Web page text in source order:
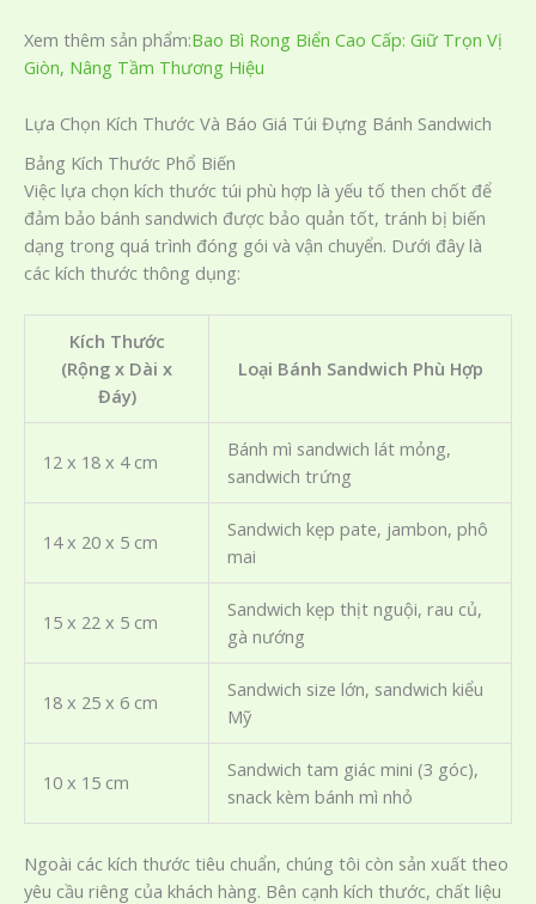
Xem thêm sản phẩm:Bao Bì Rong Biển Cao Cấp: Giữ Trọn Vị
Giòn, Nâng Tầm Thương Hiệu
Lựa Chọn Kích Thước Và Báo Giá Túi Đựng Bánh Sandwich
Bảng Kích Thước Phổ Biến
Việc lựa chọn kích thước túi phù hợp là yếu tố then chốt để
đảm bảo bánh sandwich được bảo quản tốt, tránh bị biến
dạng trong quá trình đóng gói và vận chuyển. Dưới đây là
các kích thước thông dụng:
Kích Thước
(Rộng x Dài x
Đáy)
Loại Bánh Sandwich Phù Hợp
12 x 18 x 4 cm
Bánh mì sandwich lát mỏng,
sandwich trứng
14 x 20 x 5 cm
Sandwich kẹp pate, jambon, phô
mai
15 x 22 x 5 cm
Sandwich kẹp thịt nguội, rau củ,
gà nướng
18 x 25 x 6 cm
Sandwich size lớn, sandwich kiểu
Mỹ
10 x 15 cm
Sandwich tam giác mini (3 góc),
snack kèm bánh mì nhỏ
Ngoài các kích thước tiêu chuẩn, chúng tôi còn sản xuất theo
yêu cầu riêng của khách hàng. Bên cạnh kích thước, chất liệu